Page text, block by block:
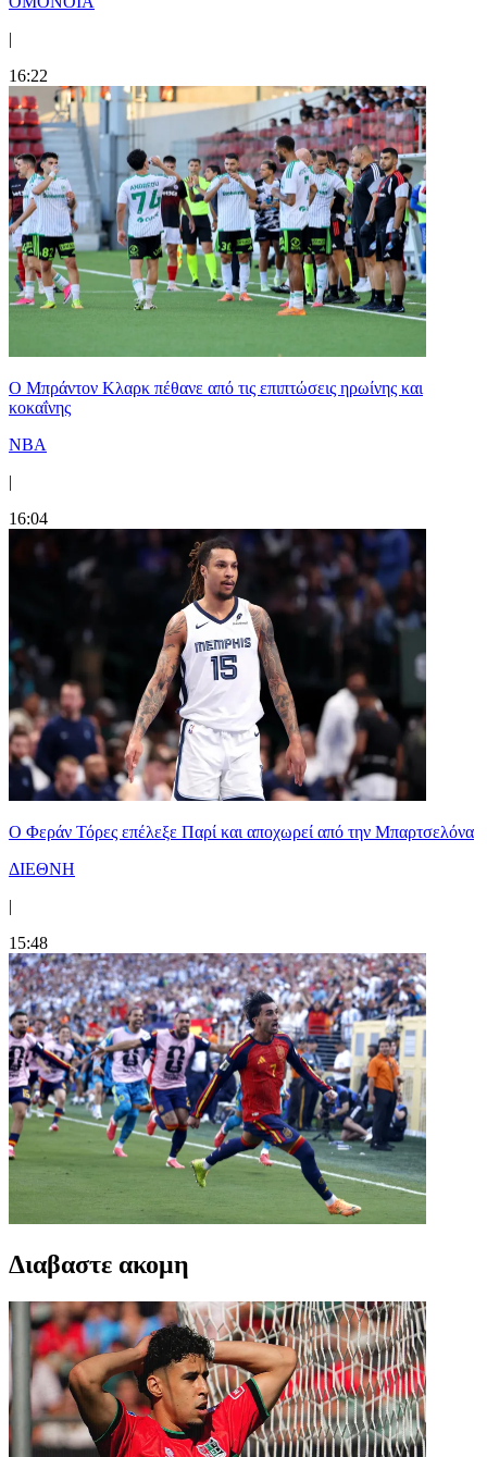
|
16:22
Ο Μπράντον Κλαρκ πέθανε από τις επιπτώσεις ηρωίνης και
κοκαΐνης
NBA
|
16:04
Ο Φεράν Τόρες επέλεξε Παρί και αποχωρεί από την Μπαρτσελόνα
ΔΙΕΘΝΗ
|
15:48
Διαβαστε ακομη